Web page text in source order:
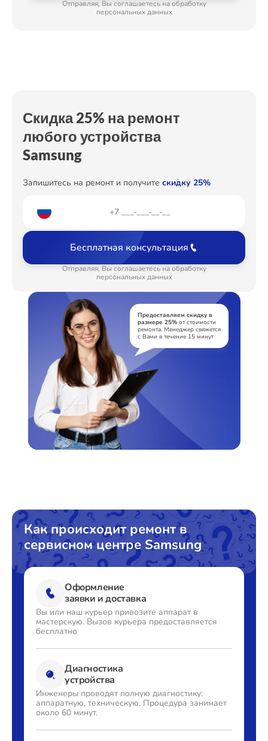
Отправляя, Вы соглашаетесь на обработку
персональных данных
Скидка 25% на ремонт
любого устройства
Samsung
Запишитесь на ремонт и получите скидку 25%
Бесплатная консультация
Отправляя, Вы соглашаетесь на обработку
персональных данных
Предоставляем скидку в
размере 25%от стоимости
ремонта. Менеджер свяжется
с Вами в течение 15 минут
Как происходит ремонт в
сервисном центре Samsung
Оформление
заявки и доставка
Вы или наш курьер привозите аппарат в
мастерскую. Вызов курьера предоставляется
бесплатно
Диагностика
устройства
Инженеры проводят полную диагностику:
аппаратную, техническую. Процедура занимает
около 60 минут.